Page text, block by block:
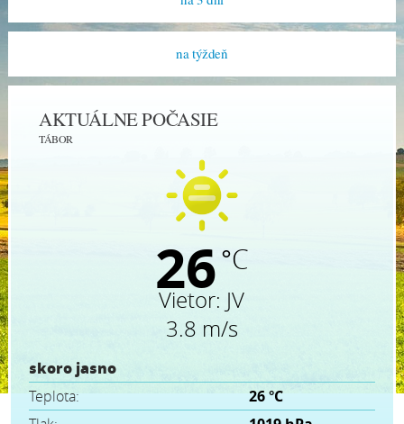
na týždeň
AKTUÁLNE POČASIE
TÁBOR
26°C
Vietor: JV
3.8 m/s
skoro jasno
Teplota:
26 °C